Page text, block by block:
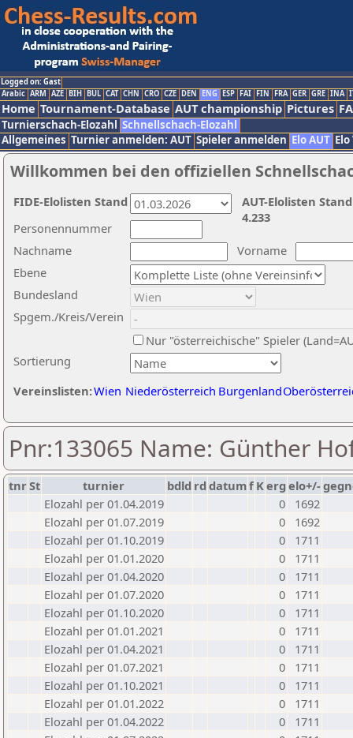
Logged on: Gast
Arabic ARM AZE BIH BUL CAT CHN CRO CZE DEN ENG ESP FAI FIN FRA GER GRE INA
Home Tournament-Database AUT championship Pictures
Turnierschach-Elozahl Schnellschach-Elozahl
Allgemeines Turnier anmelden: AUT Spieler anmelden Elo AUT
Willkommen bei den offiziellen
Nachname
Vorname
Ebene
Sortierung
Personennummer
Bundesland
Spgem./Kreis/Verein
Nur "österreichische" Spieler
Vereinslisten:Wien Niederösterreich Burgenland
AUT-Elolisten
4.233
FIDE-Elolisten Stand
Pnr:133065 Name: Günther
tnrSt turnier bdld rd datumf Kerg elo+/-
Elozahl per 01.04.2019
0
1692
Elozahl per 01.07.2019
0
1692
Elozahl per 01.10.2019
0
1711
Elozahl per 01.01.2020
0
1711
Elozahl per 01.04.2020
0
1711
Elozahl per 01.07.2020
0
1711
Elozahl per 01.10.2020
0
1711
Elozahl per 01.01.2021
0
1711
Elozahl per 01.04.2021
0
1711
Elozahl per 01.07.2021
0
1711
Elozahl per 01.10.2021
0
1711
Elozahl per 01.01.2022
0
1711
Elozahl per 01.04.2022
0
1711